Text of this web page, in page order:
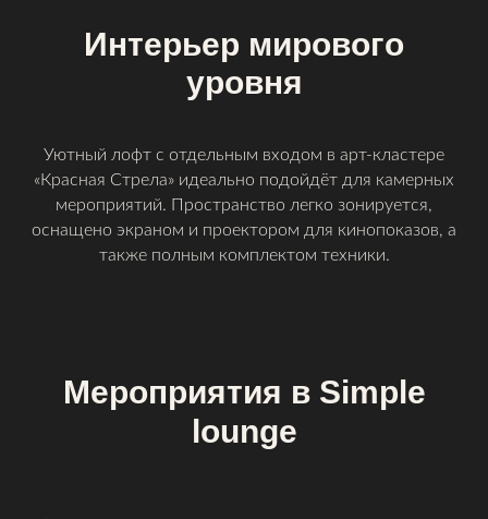
Интерьер мирового
уровня
Уютный лофт с отдельным входом в арт-кластере
«Красная Стрела» идеально подойдёт для камерных
мероприятий. Пространство легко зонируется,
оснащено экраном и проектором для кинопоказов, а
также полным комплектом техники.
Мероприятия в Simple
lounge